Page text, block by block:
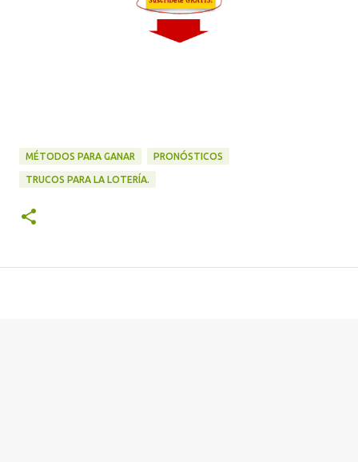
MÉTODOS PARA GANAR PRONÓSTICOS
TRUCOS PARA LA LOTERÍA.